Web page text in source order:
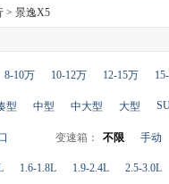
> 景逸X5
8-10万 10-12万 12-15万
型 中型 中大型 大型
变速箱： 不限 手动
1.6-1.8L 1.9-2.4L 2.5-3.0L